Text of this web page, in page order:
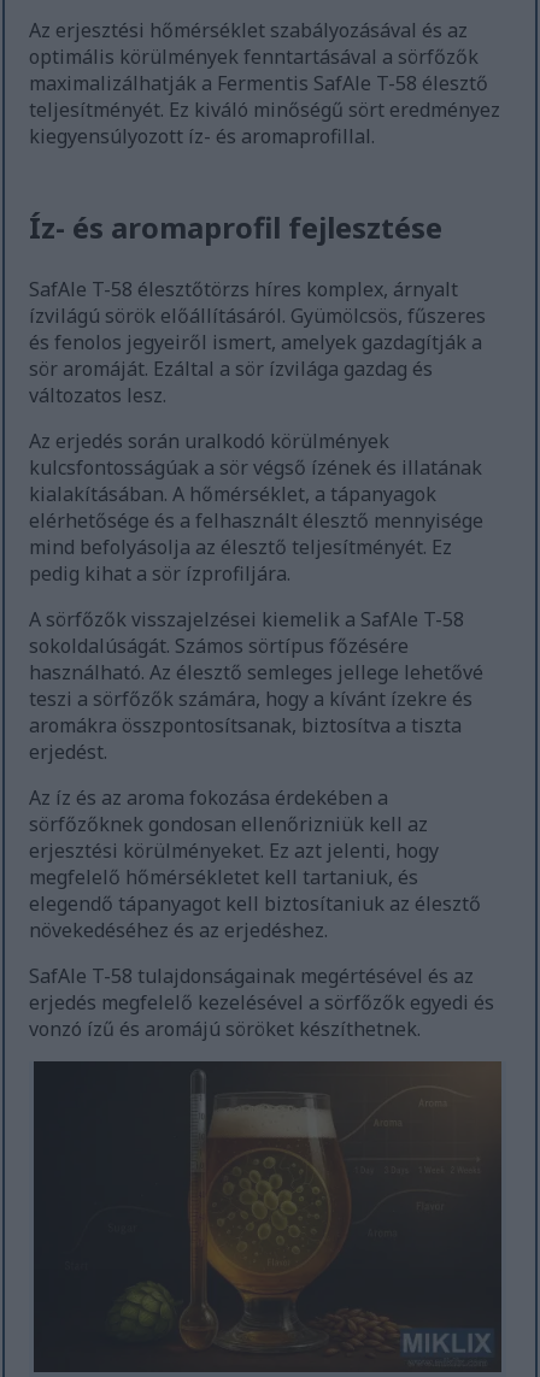
Az erjesztési hőmérséklet szabályozásával és az
optimális körülmények fenntartásával a sörfőzők
maximalizálhatják a Fermentis SafAle T-58 élesztő
teljesítményét. Ez kiváló minőségű sört eredményez
kiegyensúlyozott íz- és aromaprofillal.
Íz- és aromaprofil fejlesztése
SafAle T-58 élesztőtörzs híres komplex, árnyalt
ízvilágú sörök előállításáról. Gyümölcsös, fűszeres
és fenolos jegyeiről ismert, amelyek gazdagítják a
sör aromáját. Ezáltal a sör ízvilága gazdag és
változatos lesz.
Az erjedés során uralkodó körülmények
kulcsfontosságúak a sör végső ízének és illatának
kialakításában. A hőmérséklet, a tápanyagok
elérhetősége és a felhasznált élesztő mennyisége
mind befolyásolja az élesztő teljesítményét. Ez
pedig kihat a sör ízprofiljára.
A sörfőzők visszajelzései kiemelik a SafAle T-58
sokoldalúságát. Számos sörtípus főzésére
használható. Az élesztő semleges jellege lehetővé
teszi a sörfőzők számára, hogy a kívánt ízekre és
aromákra összpontosítsanak, biztosítva a tiszta
erjedést.
Az íz és az aroma fokozása érdekében a
sörfőzőknek gondosan ellenőrizniük kell az
erjesztési körülményeket. Ez azt jelenti, hogy
megfelelő hőmérsékletet kell tartaniuk, és
elegendő tápanyagot kell biztosítaniuk az élesztő
növekedéséhez és az erjedéshez.
SafAle T-58 tulajdonságainak megértésével és az
erjedés megfelelő kezelésével a sörfőzők egyedi és
vonzó ízű és aromájú söröket készíthetnek.